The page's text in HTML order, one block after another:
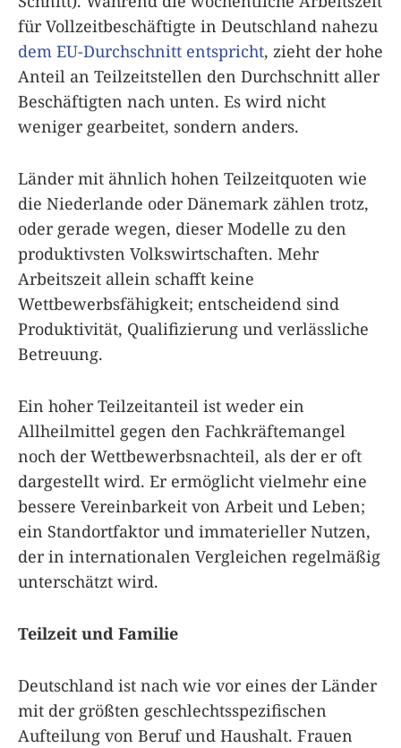
für Vollzeitbeschäftigte in Deutschland nahezu
dem EU-Durchschnitt entspricht, zieht der hohe
Anteil an Teilzeitstellen den Durchschnitt aller
Beschäftigten nach unten. Es wird nicht
weniger gearbeitet, sondern anders.
Länder mit ähnlich hohen Teilzeitquoten wie
die Niederlande oder Dänemark zählen trotz,
oder gerade wegen, dieser Modelle zu den
produktivsten Volkswirtschaften. Mehr
Arbeitszeit allein schafft keine
Wettbewerbsfähigkeit; entscheidend sind
Produktivität, Qualifizierung und verlässliche
Betreuung.
Ein hoher Teilzeitanteil ist weder ein
Allheilmittel gegen den Fachkräftemangel
noch der Wettbewerbsnachteil, als der er oft
dargestellt wird. Er ermöglicht vielmehr eine
bessere Vereinbarkeit von Arbeit und Leben;
ein Standortfaktor und immaterieller Nutzen,
der in internationalen Vergleichen regelmäßig
unterschätzt wird.
Teilzeit und Familie
Deutschland ist nach wie vor eines der Länder
mit der größten geschlechtsspezifischen
Aufteilung von Beruf und Haushalt. Frauen